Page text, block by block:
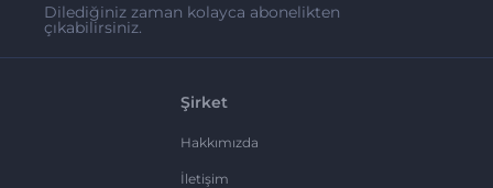
Dilediğiniz zaman kolayca abonelikten
çıkabilirsiniz.
Şirket
Hakkımızda
İletişim